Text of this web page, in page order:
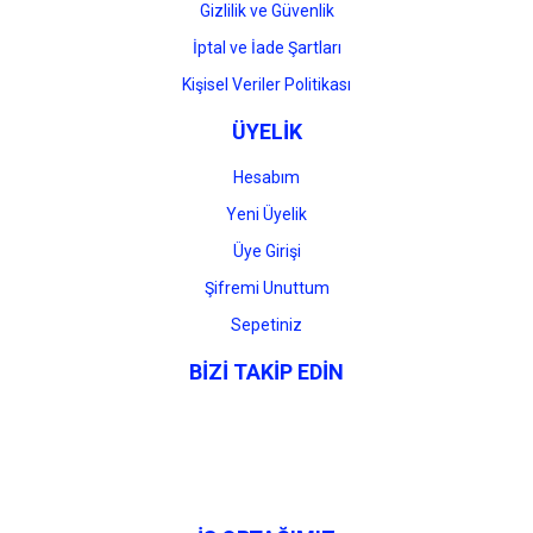
Gizlilik ve Güvenlik
İptal ve İade Şartları
Kişisel Veriler Politikası
ÜYELİK
Hesabım
Yeni Üyelik
Üye Girişi
Şifremi Unuttum
Sepetiniz
BİZİ TAKİP EDİN